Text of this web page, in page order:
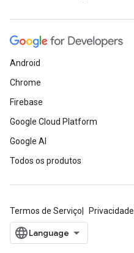
Android
Chrome
Firebase
Google Cloud Platform
Google AI
Todos os produtos
Termos de Serviço Privacidade